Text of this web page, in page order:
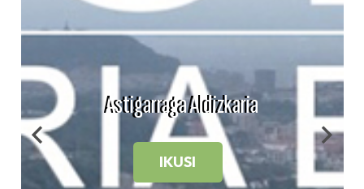
Astigarraga Aldizkaria
IKUSI